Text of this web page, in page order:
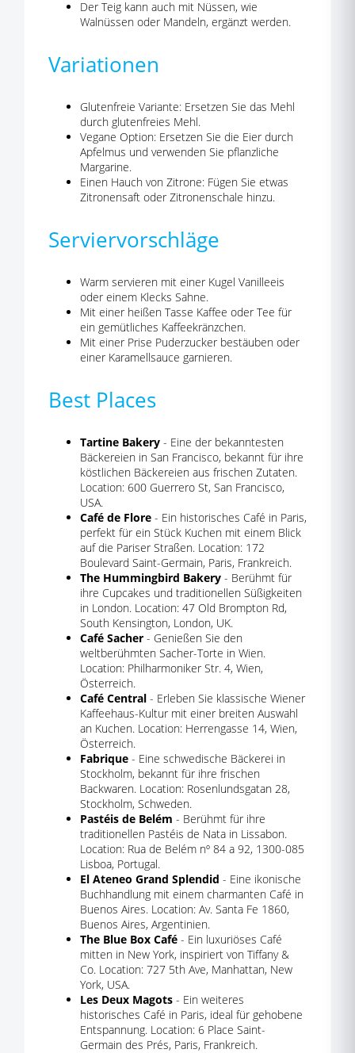
Der Teig kann auch mit Nüssen, wie
Walnüssen oder Mandeln, ergänzt werden.
Variationen
Glutenfreie Variante: Ersetzen Sie das Mehl
durch glutenfreies Mehl.
Vegane Option: Ersetzen Sie die Eier durch
Apfelmus und verwenden Sie pflanzliche
Margarine.
Einen Hauch von Zitrone: Fügen Sie etwas
Zitronensaft oder Zitronenschale hinzu.
Serviervorschläge
Warm servieren mit einer Kugel Vanilleeis
oder einem Klecks Sahne.
Mit einer heißen Tasse Kaffee oder Tee für
ein gemütliches Kaffeekränzchen.
Mit einer Prise Puderzucker bestäuben oder
einer Karamellsauce garnieren.
Best Places
Tartine Bakery - Eine der bekanntesten
Bäckereien in San Francisco, bekannt für ihre
köstlichen Bäckereien aus frischen Zutaten.
Location: 600 Guerrero St, San Francisco,
USA.
Café de Flore - Ein historisches Café in Paris,
perfekt für ein Stück Kuchen mit einem Blick
auf die Pariser Straßen. Location: 172
Boulevard Saint-Germain, Paris, Frankreich.
The Hummingbird Bakery - Berühmt für
ihre Cupcakes und traditionellen Süßigkeiten
in London. Location: 47 Old Brompton Rd,
South Kensington, London, UK.
Café Sacher - Genießen Sie den
weltberühmten Sacher-Torte in Wien.
Location: Philharmoniker Str. 4, Wien,
Österreich.
Café Central - Erleben Sie klassische Wiener
Kaffeehaus-Kultur mit einer breiten Auswahl
an Kuchen. Location: Herrengasse 14, Wien,
Österreich.
Fabrique - Eine schwedische Bäckerei in
Stockholm, bekannt für ihre frischen
Backwaren. Location: Rosenlundsgatan 28,
Stockholm, Schweden.
Pastéis de Belém - Berühmt für ihre
traditionellen Pastéis de Nata in Lissabon.
Location: Rua de Belém nº 84 a 92, 1300-085
Lisboa, Portugal.
El Ateneo Grand Splendid - Eine ikonische
Buchhandlung mit einem charmanten Café in
Buenos Aires. Location: Av. Santa Fe 1860,
Buenos Aires, Argentinien.
The Blue Box Café - Ein luxuriöses Café
mitten in New York, inspiriert von Tiffany &
Co. Location: 727 5th Ave, Manhattan, New
York, USA.
Les Deux Magots - Ein weiteres
historisches Café in Paris, ideal für gehobene
Entspannung. Location: 6 Place Saint-
Germain des Prés, Paris, Frankreich.